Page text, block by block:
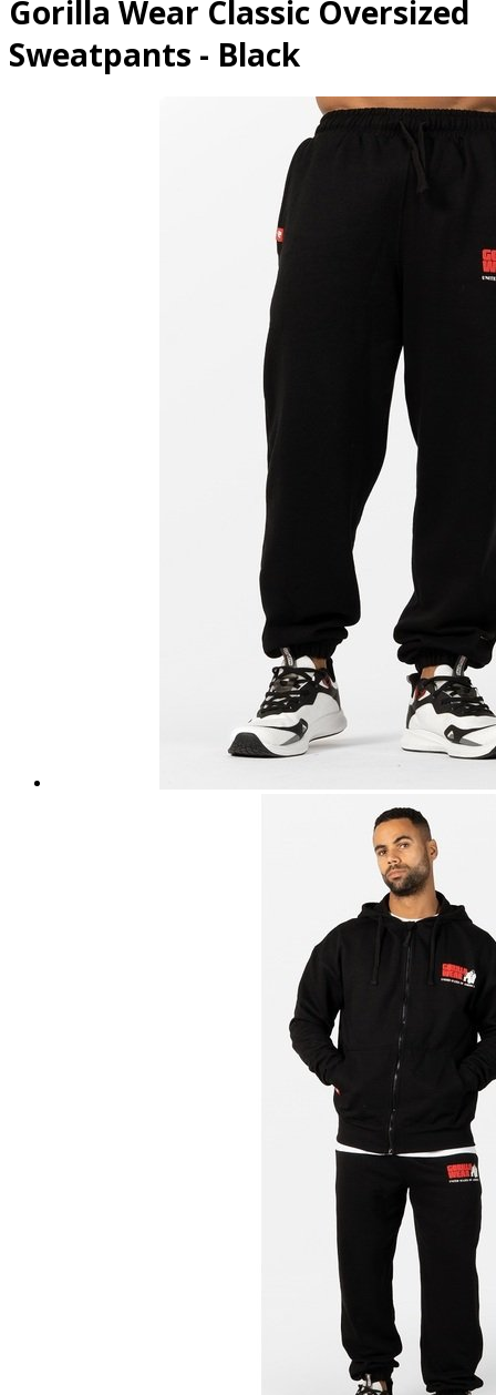
Gorilla Wear Classic Oversized
Sweatpants - Black